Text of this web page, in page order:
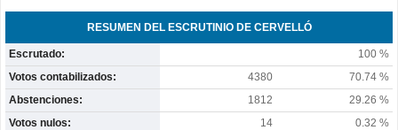
RESUMEN DEL ESCRUTINIO DE CERVELLÓ
Escrutado:
100 %
Votos contabilizados:
4380
70.74 %
Abstenciones:
1812
29.26 %
Votos nulos:
14
0.32 %